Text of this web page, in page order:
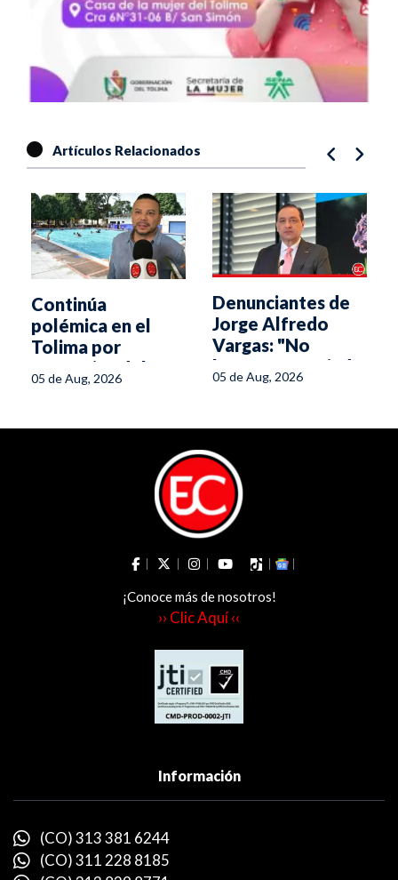
Artículos Relacionados
Continúa
polémica en el
Tolima por
normativa del
Ministerio de
05 de Aug, 2026
Denunciantes de
Jorge Alfredo
Vargas: "No
hemos renunciado
a la verdad"
05 de Aug, 2026
¡Conoce más de nosotros!
›› Clic Aquí ‹‹
Información
(CO) 313 381 6244
(CO) 311 228 8185